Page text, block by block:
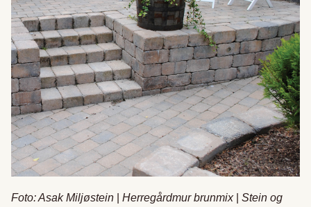
Foto: Asak Miljøstein Herregårdmur brunmix
Stein og